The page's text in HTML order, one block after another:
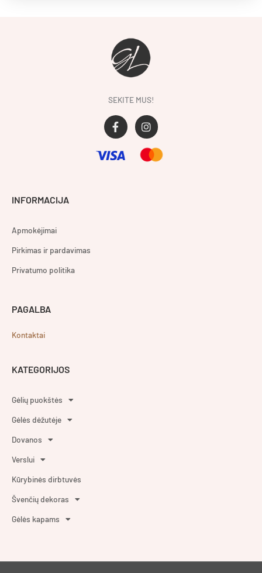
SEKITE MUS!
F
a
c
e
I
n
s
t
INFORMACIJA
Apmokėjimai
Pirkimas ir pardavimas
Privatumo politika
PAGALBA
Kontaktai
KATEGORIJOS
Gėlių puokštės
Gėlės dėžutėje
Dovanos
Verslui
Kūrybinės dirbtuvės
Švenčių dekoras
Gėlės kapams